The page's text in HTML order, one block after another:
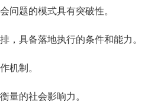
问题的模式具有突破性。
，具备落地执行的条件和能力。
机制。
量的社会影响力。